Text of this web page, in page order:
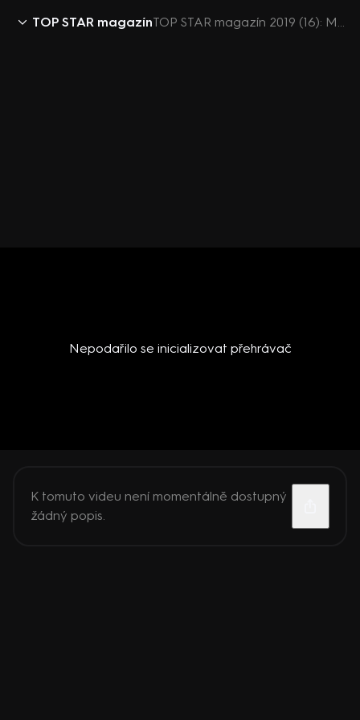
TOP STAR magazín TOP STAR magazín 2019 (16): Maroš Kramár prožívá těžké období
Nepodařilo se inicializovat přehrávač
K tomuto videu není momentálně dostupný
žádný popis.